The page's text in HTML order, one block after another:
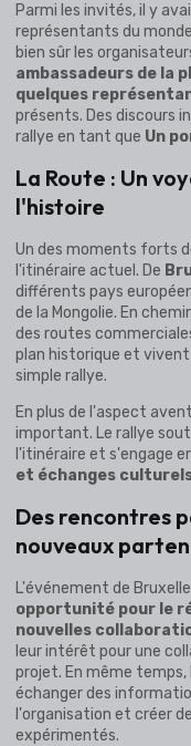
Parmi les invités, il y
représentants du
bien sûr les
ambassadeurs de la
quelques
présents. Des discours
rallye en tant que Un
La Route : Un
l'histoire
Un des moments forts
l'itinéraire actuel. De
différents pays
de la Mongolie. En
des routes
plan historique et vivent
simple rallye.
En plus de l'aspect
important. Le rallye
l'itinéraire et s'engage
et échanges
Des rencontres
nouveaux
L'événement de
opportunité pour le
nouvelles
leur intérêt pour une
projet. En même
échanger des
l'organisation et créer
expérimentés.